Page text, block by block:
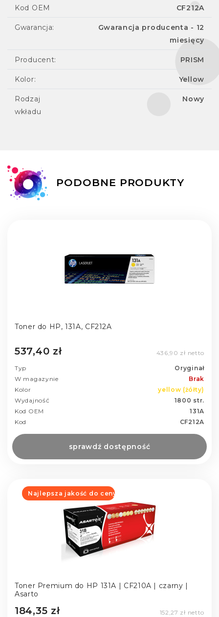
Kod OEM CF212A
Gwarancja:
Gwarancja producenta - 12
miesięcy
Producent: PRISM
Kolor: Yellow
Rodzaj
wkładu
Nowy
PODOBNE PRODUKTY
Toner do HP, 131A, CF212A
537,40 zł 436,90 zł netto
Typ
Oryginał
W magazynie
Brak
Kolor
yellow (żółty)
Wydajność
1800 str.
Kod OEM
131A
Kod
CF212A
sprawdź dostępność
Najlepsza jakość do ceny
Toner Premium do HP 131A | CF210A | czarny |
Asarto
184,35 zł 152,27 zł netto